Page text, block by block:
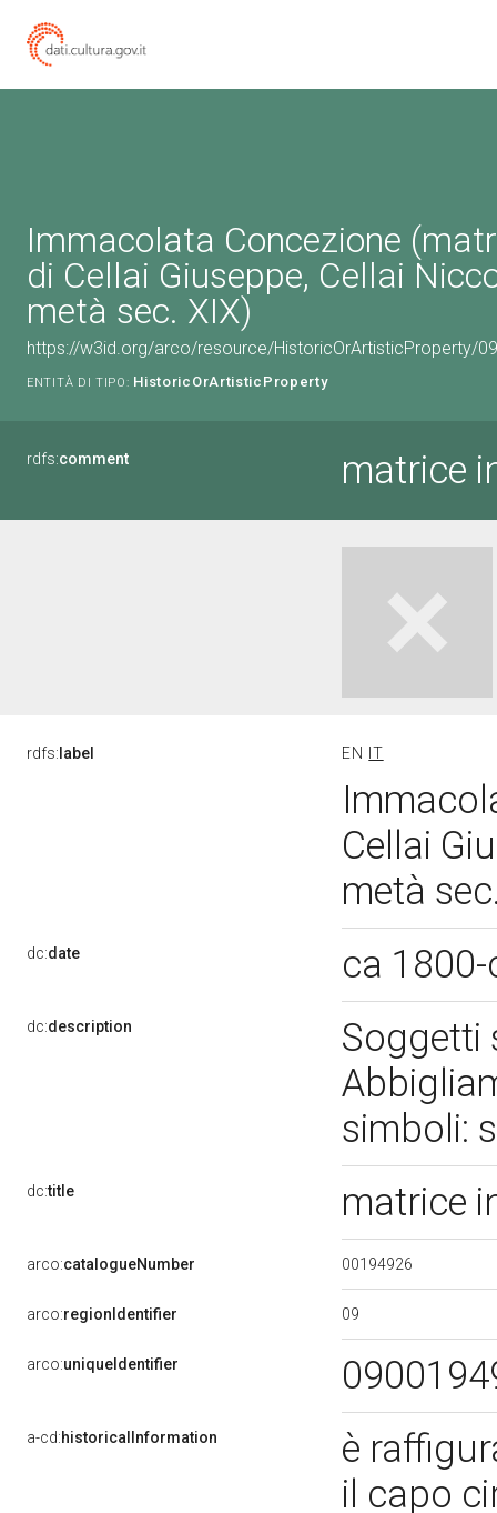
Immacolata Concezione
di Cellai Giuseppe, Cellai
metà sec. XIX)
https://w3id.org/arco/resource/HistoricOrArtisticProperty/
ENTITÀ DI TIPO: HistoricOrArtisticProperty
rdfs:comment matrice
rdfs: label EN IT
Cellai
metà
dc:date ca
dc:description
Soggetti
simboli:
dc:title matrice
arco:catalogueNumber 00194926
arco:regionIdentifier 09
arco:uniqueIdentifier
a-cd:historicalInformation
è
il capo